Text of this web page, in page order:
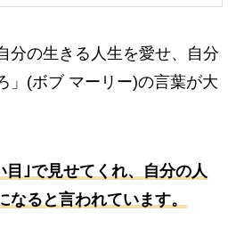
分の生きる人生を愛せ、自分
」(ボブ マーリー)の言葉が大
｣で見せてくれ、 自分の人
ると言われています。